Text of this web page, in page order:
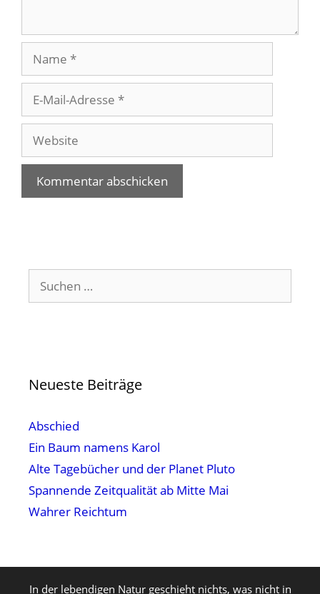
Mail-
Adresse
Website
Suchen
nach:
Neueste Beiträge
Abschied
Ein Baum namens Karol
Alte Tagebücher und der Planet Pluto
Spannende Zeitqualität ab Mitte Mai
Wahrer Reichtum
In der lebendigen Natur geschieht nichts, was nicht in